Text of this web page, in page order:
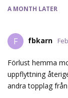
A MONTH LATER
F fbkarn
Förlust hemma
uppflyttning
andra topplag